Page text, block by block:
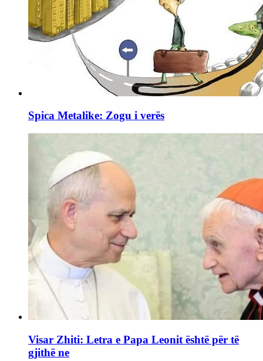
Spica Metalike: Zogu i verës
Visar Zhiti: Letra e Papa Leonit është për të
gjithë ne